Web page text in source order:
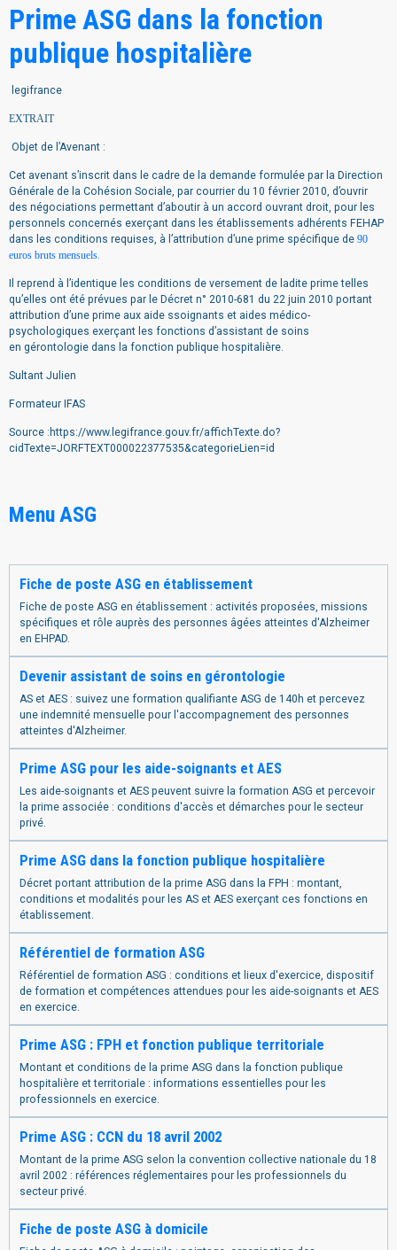
Prime ASG dans la fonction
publique hospitalière
legifrance
EXTRAIT
Objet de l’Avenant :
Cet avenant s’inscrit dans le cadre de la demande formulée par la Direction
Générale de la Cohésion Sociale, par courrier du 10 février 2010, d’ouvrir
des négociations permettant d’aboutir à un accord ouvrant droit, pour les
personnels concernés exerçant dans les établissements adhérents FEHAP
dans les conditions requises, à l’attribution d’une prime spécifique de 90
euros bruts mensuels.
Il reprend à l’identique les conditions de versement de ladite prime telles
qu’elles ont été prévues par le Décret n° 2010-681 du 22 juin 2010 portant
attribution d’une prime aux aide ssoignants et aides médico-
psychologiques exerçant les fonctions d’assistant de soins
en gérontologie dans la fonction publique hospitalière.
Sultant Julien
Formateur IFAS
Source :https://www.legifrance.gouv.fr/affichTexte.do?
cidTexte=JORFTEXT000022377535&categorieLien=id
Menu ASG
Fiche de poste ASG en établissement
Fiche de poste ASG en établissement : activités proposées, missions
spécifiques et rôle auprès des personnes âgées atteintes d'Alzheimer
en EHPAD.
Devenir assistant de soins en gérontologie
AS et AES : suivez une formation qualifiante ASG de 140h et percevez
une indemnité mensuelle pour l'accompagnement des personnes
atteintes d'Alzheimer.
Prime ASG pour les aide-soignants et AES
Les aide-soignants et AES peuvent suivre la formation ASG et percevoir
la prime associée : conditions d'accès et démarches pour le secteur
privé.
Prime ASG dans la fonction publique hospitalière
Décret portant attribution de la prime ASG dans la FPH : montant,
conditions et modalités pour les AS et AES exerçant ces fonctions en
établissement.
Référentiel de formation ASG
Référentiel de formation ASG : conditions et lieux d'exercice, dispositif
de formation et compétences attendues pour les aide-soignants et AES
en exercice.
Prime ASG : FPH et fonction publique territoriale
Montant et conditions de la prime ASG dans la fonction publique
hospitalière et territoriale : informations essentielles pour les
professionnels en exercice.
Prime ASG : CCN du 18 avril 2002
Montant de la prime ASG selon la convention collective nationale du 18
avril 2002 : références réglementaires pour les professionnels du
secteur privé.
Fiche de poste ASG à domicile